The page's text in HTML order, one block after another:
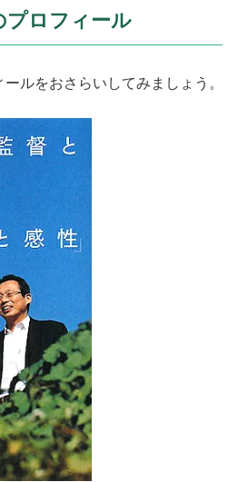
プロフィール
ルをおさらいしてみましょう。